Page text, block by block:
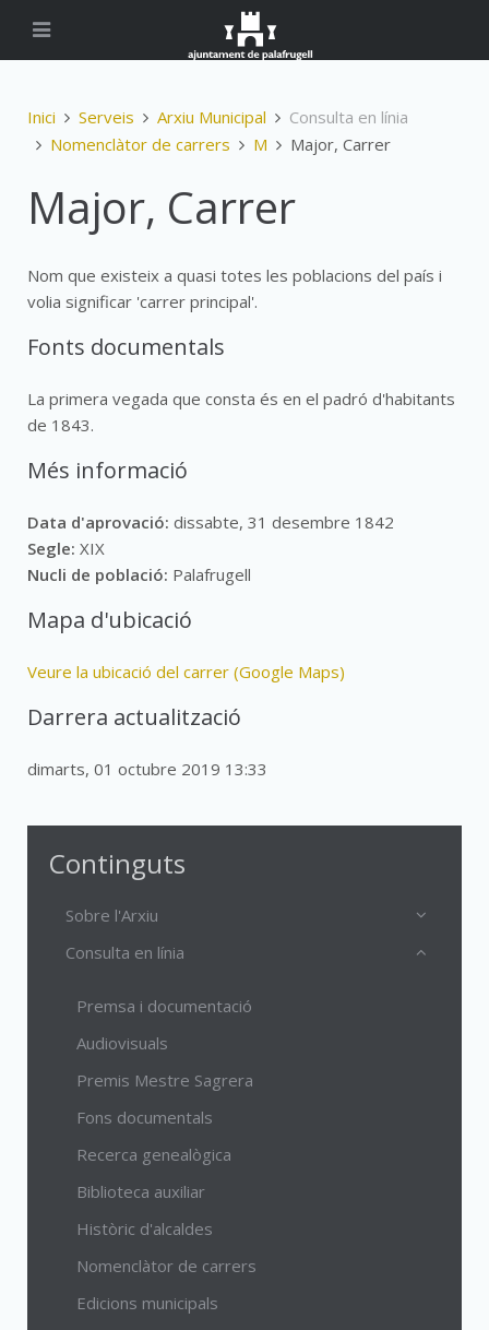
Inici Serveis Arxiu Municipal
Consulta en línia
Nomenclàtor de carrers
M Major, Carrer
Major, Carrer
Nom que existeix a quasi totes les poblacions del país i
volia significar 'carrer principal'.
Fonts documentals
La primera vegada que consta és en el padró d'habitants
de 1843.
Més informació
Data d'aprovació: dissabte, 31 desembre 1842
Segle: XIX
Nucli de població: Palafrugell
Mapa d'ubicació
Veure la ubicació del carrer (Google Maps)
Darrera actualització
dimarts, 01 octubre 2019 13:33
Continguts
Sobre l'Arxiu
Consulta en línia
Premsa i documentació
Audiovisuals
Premis Mestre Sagrera
Fons documentals
Recerca genealògica
Biblioteca auxiliar
Històric d'alcaldes
Nomenclàtor de carrers
Edicions municipals